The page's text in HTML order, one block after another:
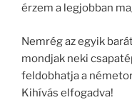
érzem a legjobban
Nemrég az egyik
mondjak neki
feldobhatja a
Kihívás elfogadva!